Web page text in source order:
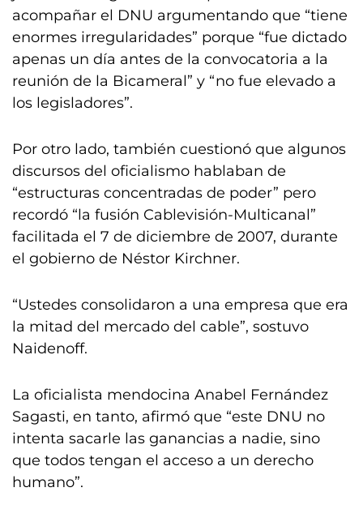
acompañar el DNU argumentando que “tiene
enormes irregularidades” porque “fue dictado
apenas un día antes de la convocatoria a la
reunión de la Bicameral” y “no fue elevado a
los legisladores”.
Por otro lado, también cuestionó que algunos
discursos del oficialismo hablaban de
“estructuras concentradas de poder” pero
recordó “la fusión Cablevisión-Multicanal”
facilitada el 7 de diciembre de 2007, durante
el gobierno de Néstor Kirchner.
“Ustedes consolidaron a una empresa que era
la mitad del mercado del cable”, sostuvo
Naidenoff.
La oficialista mendocina Anabel Fernández
Sagasti, en tanto, afirmó que “este DNU no
intenta sacarle las ganancias a nadie, sino
que todos tengan el acceso a un derecho
humano”.